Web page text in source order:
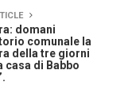
domani
comunale la
della tre giorni
casa di Babbo